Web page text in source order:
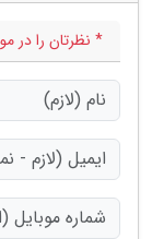
* نظرتان را در